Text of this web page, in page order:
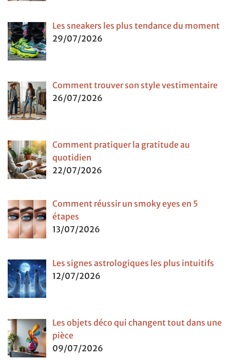
Les sneakers les plus tendance du moment
29/07/2026
Comment trouver son style vestimentaire
26/07/2026
Comment pratiquer la gratitude au
quotidien
22/07/2026
Comment réussir un smoky eyes en 5
étapes
13/07/2026
Les signes astrologiques les plus intuitifs
12/07/2026
Les objets déco qui changent tout dans une
pièce
09/07/2026